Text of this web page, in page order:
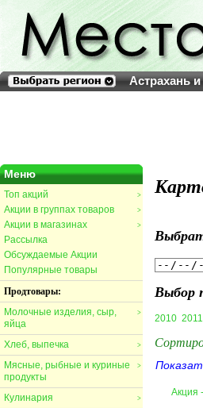
Астрахань
Меню
>
Топ акций
>
Акции в группах товаров
>
Акции в магазинах
Рассылка
Обсуждаемые Акции
Популярные товары
Продтовары:
>
Молочные изделия, сыр,
яйца
>
Хлеб, выпечка
>
Мясные, рыбные и куриные
продукты
>
Кулинария
Выбор
2010 2011
Акция